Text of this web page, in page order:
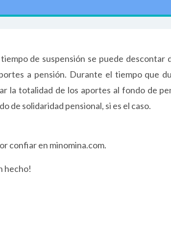
de suspensión se puede descontar
a pensión. Durante el tiempo que
la totalidad de los aportes al fondo de
de solidaridad pensional, si es el caso.
confiar en minomina.com.
hecho!